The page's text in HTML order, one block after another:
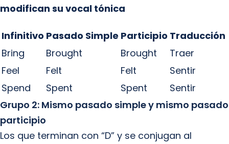
modifican su vocal tónica
Infinitivo Pasado Simple Participio Traducción
Bring
Brought Brought
Traer
Feel
Felt Felt
Sentir
Spend
Spent Spent
Sentir
Grupo 2: Mismo pasado simple y mismo pasado
participio
Los que terminan con “D” y se conjugan al